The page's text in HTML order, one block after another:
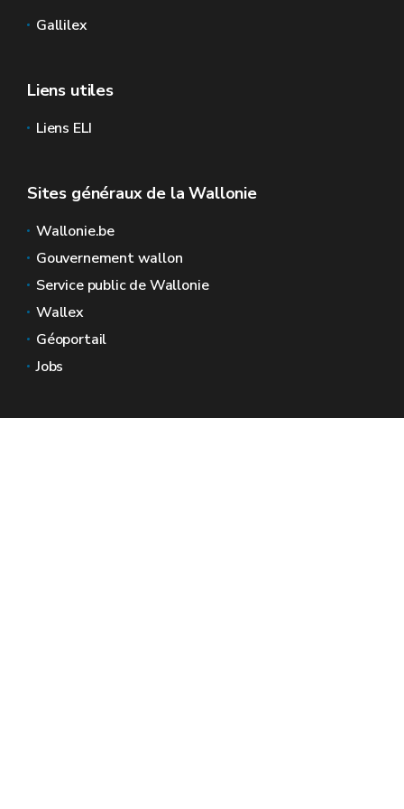
Gallilex
Liens utiles
Liens ELI
Sites généraux de la Wallonie
Wallonie.be
Gouvernement wallon
Service public de Wallonie
Wallex
Géoportail
Jobs